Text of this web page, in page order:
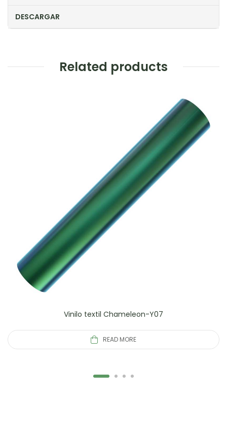
DESCARGAR
Related products
Vinilo textil Chameleon-Y07
READ MORE